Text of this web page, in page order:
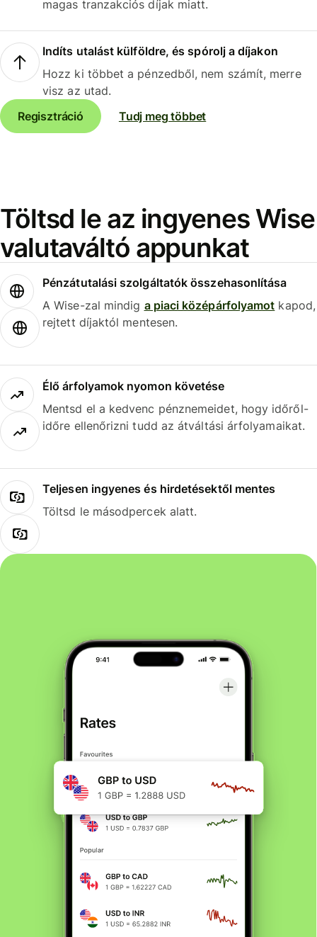
magas tranzakciós díjak miatt.
Indíts utalást külföldre, és spórolj a díjakon
Hozz ki többet a pénzedből, nem számít, merre
visz az utad.
Regisztráció
Tudj meg többet
Töltsd le az ingyenes Wise
valutaváltó appunkat
Pénzátutalási szolgáltatók összehasonlítása
A Wise-zal mindig a piaci középárfolyamot kapod,
rejtett díjaktól mentesen.
Élő árfolyamok nyomon követése
Mentsd el a kedvenc pénznemeidet, hogy időről-
időre ellenőrizni tudd az átváltási árfolyamaikat.
Teljesen ingyenes és hirdetésektől mentes
Töltsd le másodpercek alatt.